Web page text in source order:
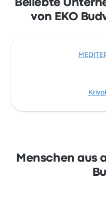
wie Mastercard,
sowie mit Diensten
Beliebte
von EKO
Menschen aus